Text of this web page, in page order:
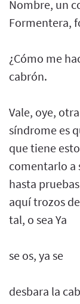
Nombre, un
Formentera,
¿Cómo me
cabrón.
Vale, oye,
síndrome es
que tiene
comentarlo a
hasta
aquí trozos
tal, o sea Ya
se os, ya se
desbara la